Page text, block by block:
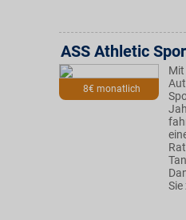
8€ monatlich
ASS Athletic